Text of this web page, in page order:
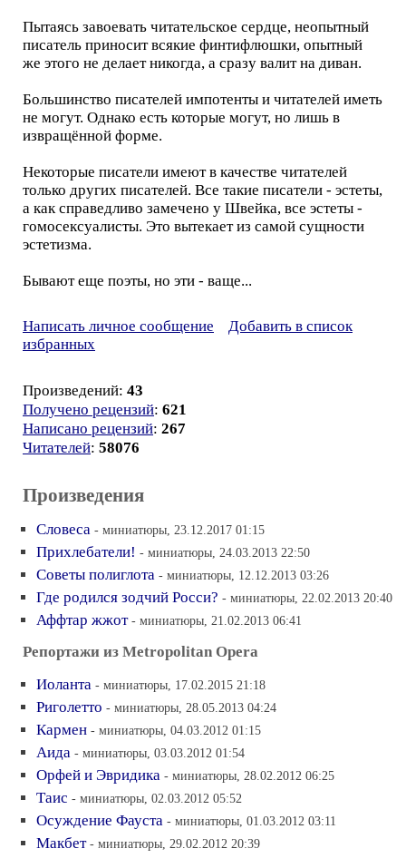
Пытаясь завоевать читательское сердце, неопытный
писатель приносит всякие финтифлюшки, опытный
же этого не делает никогда, а сразу валит на диван.
Большинство писателей импотенты и читателей иметь
не могут. Однако есть которые могут, но лишь в
извращённой форме.
Некоторые писатели имеют в качестве читателей
только других писателей. Все такие писатели - эстеты,
а как справедливо замечено у Швейка, все эстеты -
гомосексуалисты. Это вытекает из самой сущности
эстетизма.
Бывают еще поэты, но эти - ваще...
Написать личное сообщение
Добавить в список
избранных
Произведений: 43
Получено рецензий: 621
Написано рецензий: 267
Читателей: 58076
Произведения
Словеса - миниатюры, 23.12.2017 01:15
Прихлебатели! - миниатюры, 24.03.2013 22:50
Советы полиглота - миниатюры, 12.12.2013 03:26
Где родился зодчий Росси? - миниатюры, 22.02.2013 20:40
Аффтар жжот - миниатюры, 21.02.2013 06:41
Репортажи из Metropolitan Opera
Иоланта - миниатюры, 17.02.2015 21:18
Риголетто - миниатюры, 28.05.2013 04:24
Кармен - миниатюры, 04.03.2012 01:15
Аида - миниатюры, 03.03.2012 01:54
Орфей и Эвридика - миниатюры, 28.02.2012 06:25
Таис - миниатюры, 02.03.2012 05:52
Осуждение Фауста - миниатюры, 01.03.2012 03:11
Макбет - миниатюры, 29.02.2012 20:39